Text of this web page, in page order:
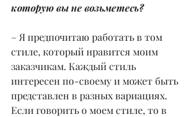
которую вы не возьметесь?
– Я предпочитаю работать в том
стиле, который нравится моим
заказчикам. Каждый стиль
интересен по-своему и может быть
представлен в разных вариациях.
Если говорить о моем стиле, то в